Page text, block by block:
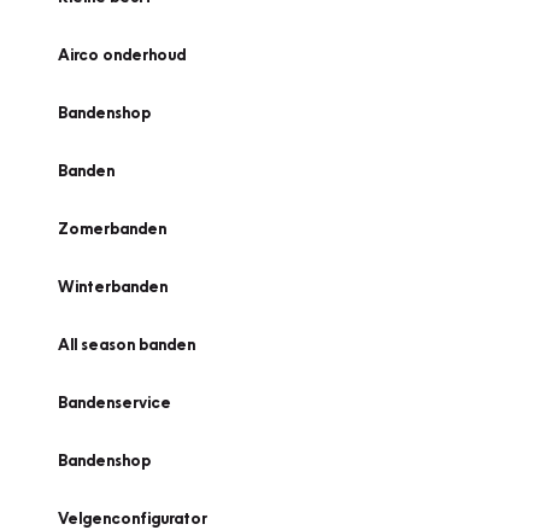
Airco onderhoud
Bandenshop
Banden
Zomerbanden
Winterbanden
All season banden
Bandenservice
Bandenshop
Velgenconfigurator